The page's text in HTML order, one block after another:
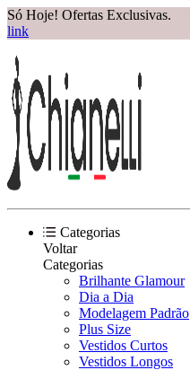
Só Hoje! Ofertas Exclusivas.
link
Categorias
Voltar
Categorias
Brilhante Glamour
Dia a Dia
Modelagem Padrão
Plus Size
Vestidos Curtos
Vestidos Longos